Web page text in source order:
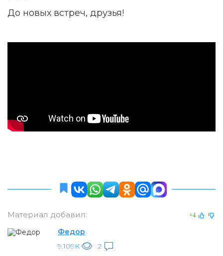
До новых встреч, друзья!
Материал добавил: +4
Федор
9.109K
2